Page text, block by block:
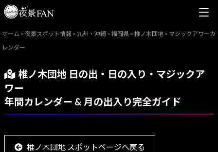
ホーム > 夜景スポット情報 > 九州・沖縄 > 福岡県 > 椎ノ木団地 > マジックアワーカ
レンダー
椎ノ木団地 日の出・日の入り・マジックア
ワー
年間カレンダー & 月の出入り完全ガイド
椎ノ木団地 スポットページへ戻る